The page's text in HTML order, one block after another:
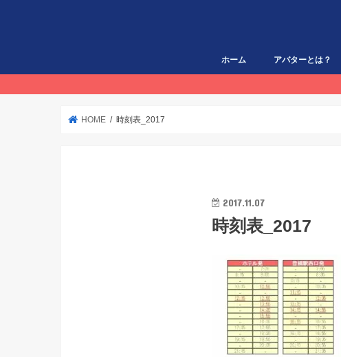
ホーム アバターとは？
HOME 時刻表_2017
2017.11.07
時刻表_2017